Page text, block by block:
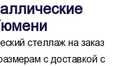
стеллаж на заказ
с доставкой с